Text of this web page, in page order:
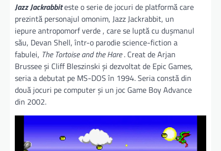
Jazz Jackrabbiteste o serie de jocuri de platformă care
prezintă personajul omonim, Jazz Jackrabbit, un
iepure antropomorf verde , care se luptă cu dușmanul
său, Devan Shell, într-o parodie science-fiction a
fabulei, The Tortoise and the Hare. Creat de Arjan
Brussee și Cliff Bleszinski și dezvoltat de Epic Games,
seria a debutat pe MS-DOS în 1994. Seria constă din
două jocuri pe computer și un joc Game Boy Advance
din 2002.